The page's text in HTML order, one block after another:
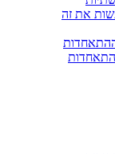
את זה
ההתאחדות